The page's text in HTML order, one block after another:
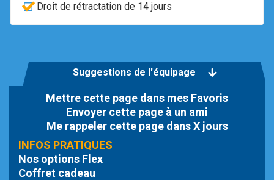
Droit de rétractation de 14 jours
Suggestions de l'équipage
Mettre cette page dans mes Favoris
Envoyer cette page à un ami
Me rappeler cette page dans X jours
INFOS PRATIQUES
Nos options Flex
Coffret cadeau